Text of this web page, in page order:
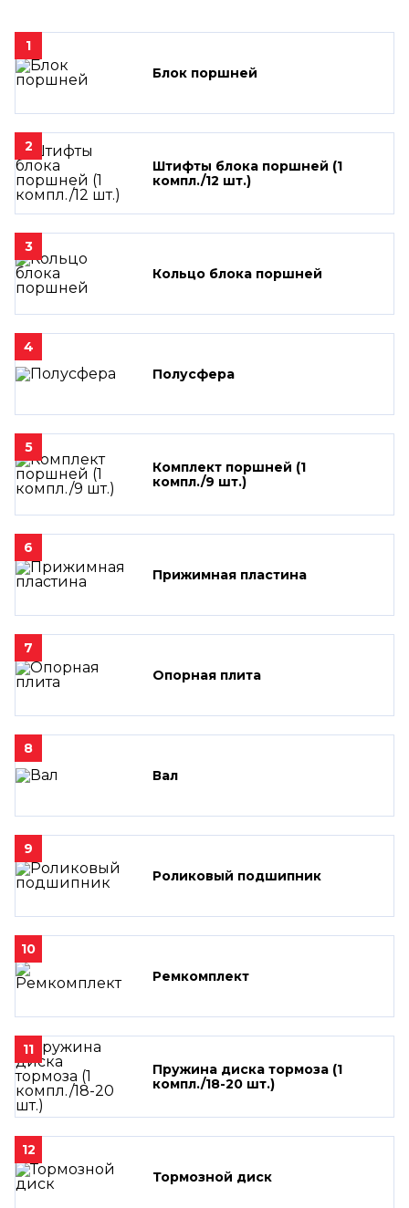
1
Блок поршней
2
Штифты блока поршней (1
компл./12 шт.)
3
Кольцо блока поршней
4
Полусфера
5
Комплект поршней (1
компл./9 шт.)
6
Прижимная пластина
7
Опорная плита
8
Вал
9
Роликовый подшипник
10
Ремкомплект
11
Пружина диска тормоза (1
компл./18-20 шт.)
12
Тормозной диск